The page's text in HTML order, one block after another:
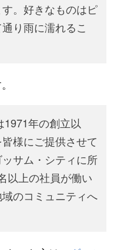
。好きなものはピ
り雨に濡れるこ
年の創立以
様にご提供させて
サム・シティに所
以上の社員が働い
のコミュニティへ